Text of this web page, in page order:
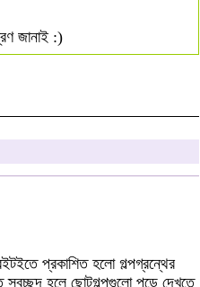
জানাই :)
প্রকাশিত হলো গল্পগ্রন্থের
হলে ছোটগল্পগুলো পড়ে দেখতে